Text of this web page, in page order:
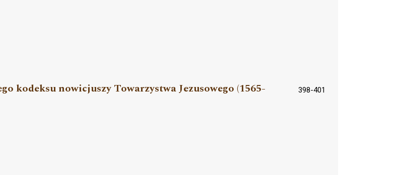
kodeksu nowicjuszy Towarzystwa Jezusowego (1565-
398-401